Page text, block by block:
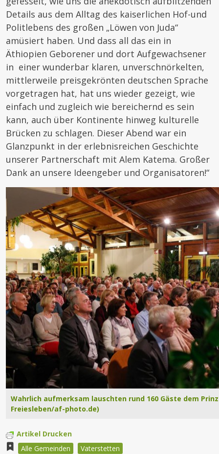
Details aus dem Alltag des kaiserlichen Hof-und
Politlebens des großen „Löwen von Juda“
amüsiert haben. Und dass all das ein in
Äthiopien Geborener und dort Aufgewachsener
in einer wunderbar klaren, unverschnörkelten,
mittlerweile preisgekrönten deutschen Sprache
vorgetragen hat, hat uns wieder gezeigt, wie
einfach und zugleich wie bereichernd es sein
kann, auch über Kontinente hinweg kulturelle
Brücken zu schlagen. Dieser Abend war ein
Glanzpunkt in der erlebnisreichen Geschichte
unserer Partnerschaft mit Alem Katema. Großer
Dank an unsere Ideengeber und Organisatoren!“
Wahrlich aufmerksam lauschten rund 160 Gäste dem
Freiesleben/af-photo.de)
Artikel Drucken
Alle Gemeinden
Vaterstetten